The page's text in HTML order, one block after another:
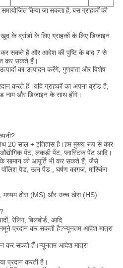
किया जा सकता है, बस ग्राहकों की
के ब्रांडों के लिए ग्राहकों के लिए डिजाइन
कर सकते हैं और आदेश की पुष्टि के बाद 7 से
कर सकते हैं।
का उत्पादन करेंगे, गुणवत्ता और विशेष
करते हैं।यदि ग्राहकों का अपना ब्रांड है,
नाम और डिजाइन के साथ होंगे।
20 साल + इतिहास है।हम मुख्य रूप से कार
पेंट, लकड़ी पेंट, प्लास्टिक पेंट आदि।
सामान की आपूर्ति भी कर सकते हैं, जैसे
पैड, ऊन पैड , घर्षण कागज, मास्किंग
मध्यम ठोस (MS) और उच्च ठोस (HS)
रेलिंग, बिलबोर्ड, आदि
प्रदान कर सकती है?न्यूनतम आदेश मात्रा
कर सकते हैं।न्यूनतम आदेश मात्रा
प्रदान करती है।